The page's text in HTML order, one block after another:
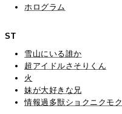
ホログラム
ST
雪山にいる誰か
超アイドルさそりくん
火
妹が大好きな兄
情報過多獣ショクニクモク